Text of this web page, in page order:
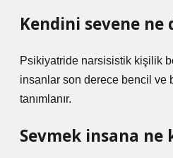
Kendini sevene ne
Psikiyatride narsisistik kişilik
insanlar son derece bencil ve
tanımlanır.
Sevmek insana ne